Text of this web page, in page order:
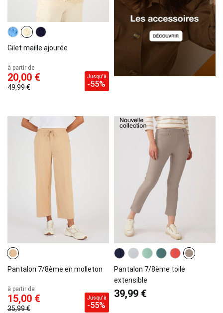
Gilet maille ajourée
à partir de
20,00 €
49,99 €
Jusqu'à
-55%
Pantalon 7/8ème en molleton
à partir de
15,00 €
35,99 €
Jusqu'à
-55%
Pantalon 7/8ème toile
extensible
39,99 €